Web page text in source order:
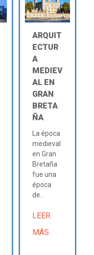
ARQUIT
ECTUR
A
MEDIEV
AL EN
GRAN
BRETA
ÑA
La época
medieval
en Gran
Bretaña
fue una
época
de...
LEER
MÁS